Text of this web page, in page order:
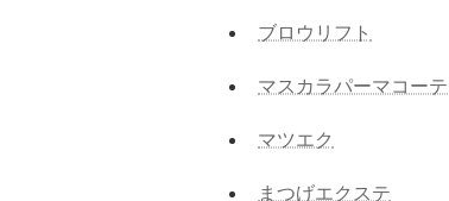
ブロウリフト
マスカラパーマコー
マツエク
まつげエクステ